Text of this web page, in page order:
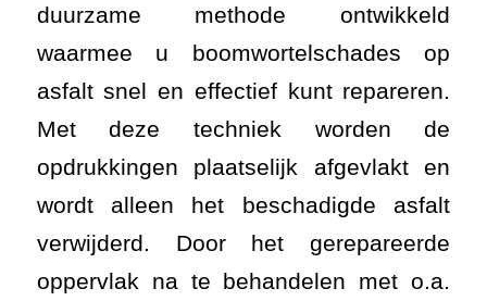
duurzame methode ontwikkeld
waarmee u boomwortelschades op
asfalt snel en effectief kunt repareren.
Met deze techniek worden de
opdrukkingen plaatselijk afgevlakt en
wordt alleen het beschadigde asfalt
verwijderd. Door het gerepareerde
oppervlak na te behandelen met o.a.